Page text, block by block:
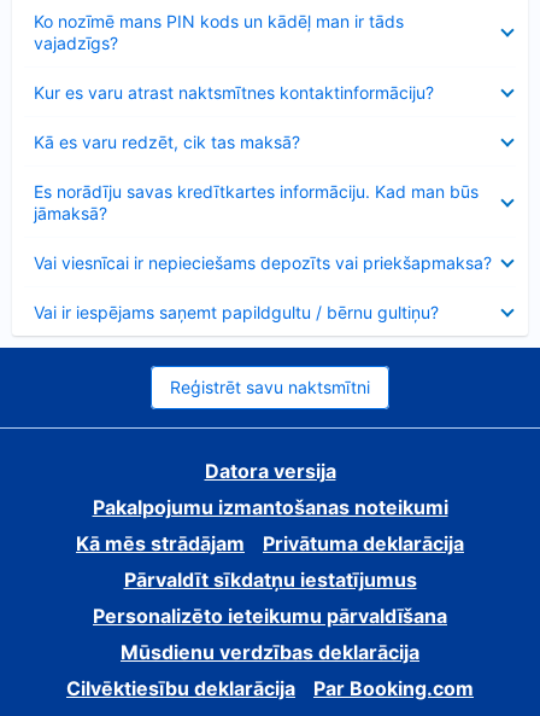
Ko nozīmē mans PIN kods un kādēļ man ir tāds
vajadzīgs?
Kur es varu atrast naktsmītnes kontaktinformāciju?
Kā es varu redzēt, cik tas maksā?
Es norādīju savas kredītkartes informāciju. Kad man būs
jāmaksā?
Vai viesnīcai ir nepieciešams depozīts vai priekšapmaksa?
Vai ir iespējams saņemt papildgultu / bērnu gultiņu?
Reģistrēt savu naktsmītni
Datora versija
Pakalpojumu izmantošanas noteikumi
Kā mēs strādājam
Privātuma deklarācija
Pārvaldīt sīkdatņu iestatījumus
Personalizēto ieteikumu pārvaldīšana
Mūsdienu verdzības deklarācija
Cilvēktiesību deklarācija
Par Booking.com